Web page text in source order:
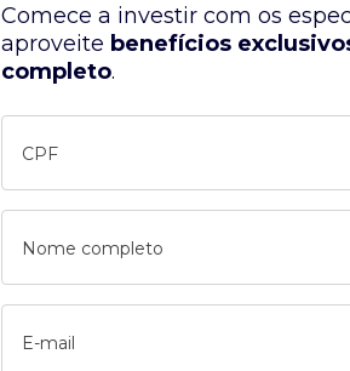
Comece a investir com os
aproveite benefícios
completo.
CPF
Nome completo
E-mail